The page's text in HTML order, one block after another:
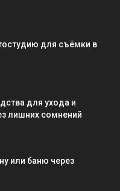
для съёмки в
для ухода и
лишних сомнений
или баню через